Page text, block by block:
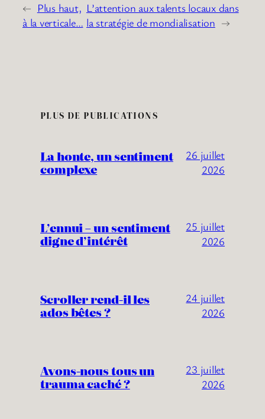
← Plus haut,
à la verticale…
L’attention aux talents locaux dans
la stratégie de mondialisation →
PLUS DE PUBLICATIONS
La honte, un sentiment
complexe
26 juillet
2026
L’ennui – un sentiment
digne d’intérêt
25 juillet
2026
Scroller rend-il les
ados bêtes ?
24 juillet
2026
Avons-nous tous un
trauma caché ?
23 juillet
2026